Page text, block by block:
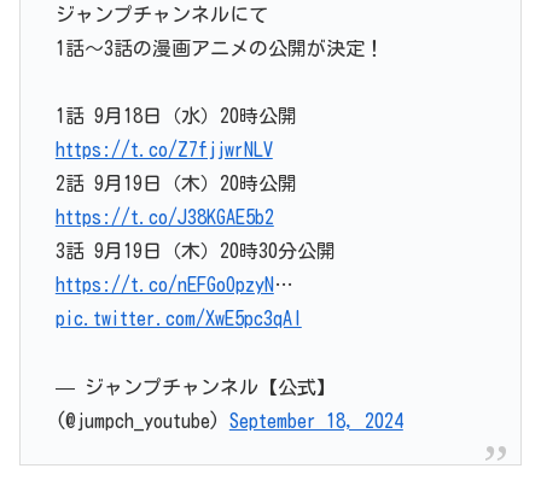
ジャンプチャンネルにて
1話～3話の漫画アニメの公開が決定！
1話 9月18日（水）20時公開
https://t.co/Z7fjjwrNLV
2話 9月19日（木）20時公開
https://t.co/J38KGAE5b2
3話 9月19日（木）20時30分公開
https://t.co/nEFGoOpzyN …
pic.twitter.com/XwE5pc3qAI
— ジャンプチャンネル【公式】
(@jumpch_youtube) September 18, 2024